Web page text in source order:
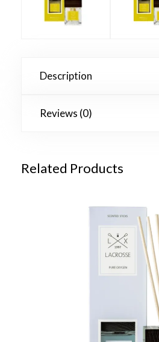
Description
Reviews (0)
Related Products